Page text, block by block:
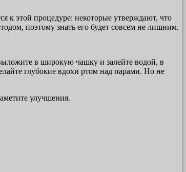
к этой процедуре: некоторые утверждают, что
поэтому знать его будет совсем не лишним.
в широкую чашку и залейте водой, в
глубокие вдохи ртом над парами. Но не
улучшения.